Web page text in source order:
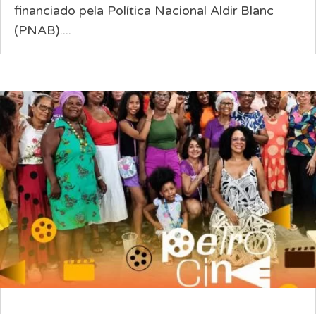
financiado pela Política Nacional Aldir Blanc
(PNAB)....